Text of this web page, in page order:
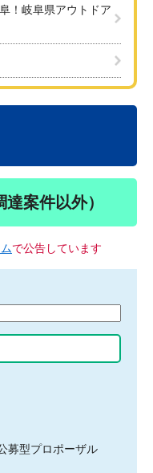
！岐阜県アウトドア
案件以外）
で公告しています
募型プロポーザル